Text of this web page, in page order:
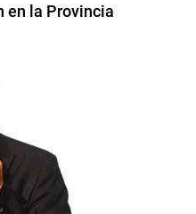
en la Provincia